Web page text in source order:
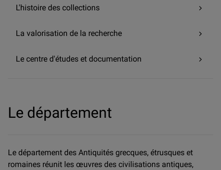
L'histoire des collections
La valorisation de la recherche
Le centre d'études et documentation
Le département
Le département des Antiquités grecques, étrusques et
romaines réunit les œuvres des civilisations antiques,